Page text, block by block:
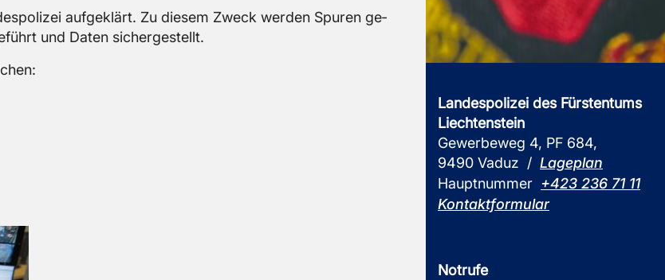
auf­ge­klärt. Zu die­sem Zweck wer­den Spu­ren ge­
und Daten si­cher­ge­stellt.
Landespolizei des Fürstentums
Liechtenstein
Gewerbeweg 4, PF 684,
9490 Vaduz / Lageplan
Hauptnummer +423 236 71 11
Kontaktformular
Notrufe